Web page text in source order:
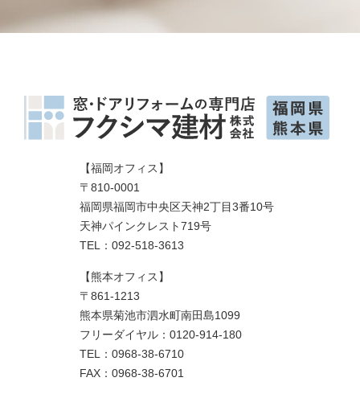
【福岡オフィス】
〒810-0001
福岡県福岡市中央区天神2丁目3番10号
天神パインクレスト719号
TEL：092-518-3613
【熊本オフィス】
〒861-1213
熊本県菊池市泗水町南田島1099
フリーダイヤル：0120-914-180
TEL：0968-38-6710
FAX：0968-38-6701